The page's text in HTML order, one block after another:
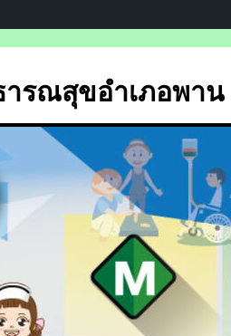
รณสุขอำเภอพาน